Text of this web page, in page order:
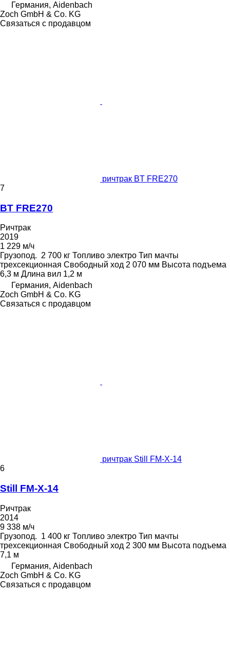
Германия, Aidenbach
Zoch GmbH & Co. KG
Связаться с продавцом
ричтрак BT FRE270
7
BT FRE270
Ричтрак
2019
1 229 м/ч
Грузопод. 2 700 кг Топливо электро Тип мачты
трехсекционная Свободный ход 2 070 мм Высота подъема
6,3 м Длина вил 1,2 м
Германия, Aidenbach
Zoch GmbH & Co. KG
Связаться с продавцом
ричтрак Still FM-X-14
6
Still FM-X-14
Ричтрак
2014
9 338 м/ч
Грузопод. 1 400 кг Топливо электро Тип мачты
трехсекционная Свободный ход 2 300 мм Высота подъема
7,1 м
Германия, Aidenbach
Zoch GmbH & Co. KG
Связаться с продавцом